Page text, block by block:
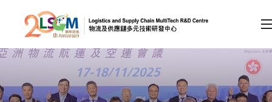
跳到內容（按回車鍵）
會員登入
A A EN 繁 简